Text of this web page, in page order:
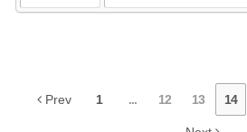
Prev 1 ... 12 13 14